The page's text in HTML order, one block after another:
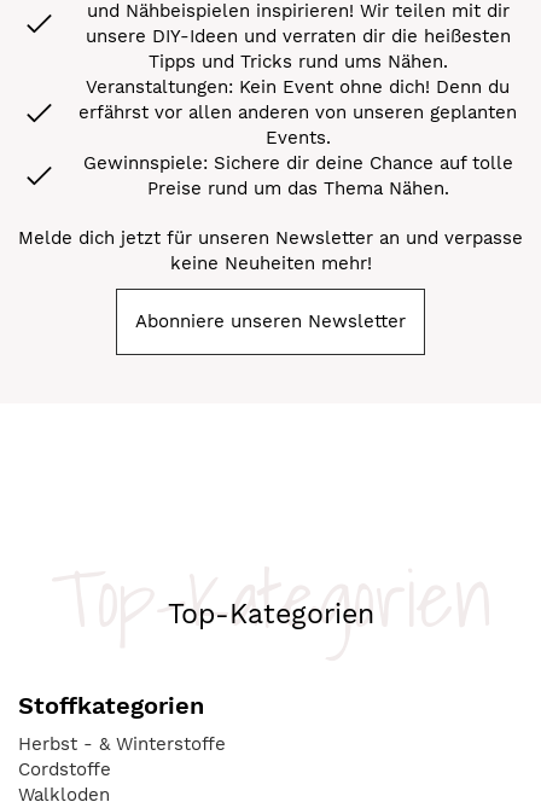
und Nähbeispielen inspirieren! Wir teilen mit dir
unsere DIY-Ideen und verraten dir die heißesten
Tipps und Tricks rund ums Nähen.
Veranstaltungen: Kein Event ohne dich! Denn du
erfährst vor allen anderen von unseren geplanten
Events.
Gewinnspiele: Sichere dir deine Chance auf tolle
Preise rund um das Thema Nähen.
Melde dich jetzt für unseren Newsletter an und verpasse
keine Neuheiten mehr!
Abonniere unseren Newsletter
Top-Kategorien
Top-Kategorien
Stoffkategorien
Herbst - & Winterstoffe
Cordstoffe
Walkloden